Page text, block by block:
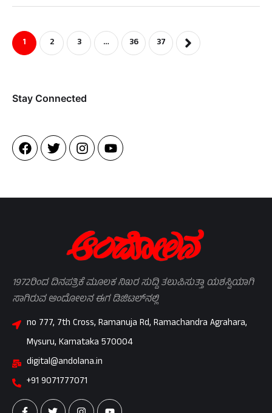
1 2 3 … 36 37
Stay Connected​
1972ರಿಂದ ದಿನಪತ್ರಿಕೆ ಮೂಲಕ ನಿಖರ ಸುದ್ದಿ ತಲುಪಿಸುತ್ತಾ ಯಶಸ್ವಿಯಾಗಿ
ಸಾಗಿರುವ ಆಂದೋಲನ ಈಗ ಡಿಜಿಟಲ್‌ನಲ್ಲಿ
no 777, 7th Cross, Ramanuja Rd, Ramachandra Agrahara,
Mysuru, Karnataka 570004
digital@andolana.in
+91 9071777071